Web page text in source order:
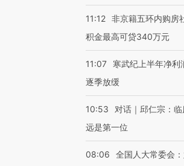
11:12 非京籍五环内购房
积金最高可贷340万元
11:07
寒武纪上半年净利
逐季放缓
10:53
对话｜邱仁宗：
远是第一位
08:06
全国人大常委会